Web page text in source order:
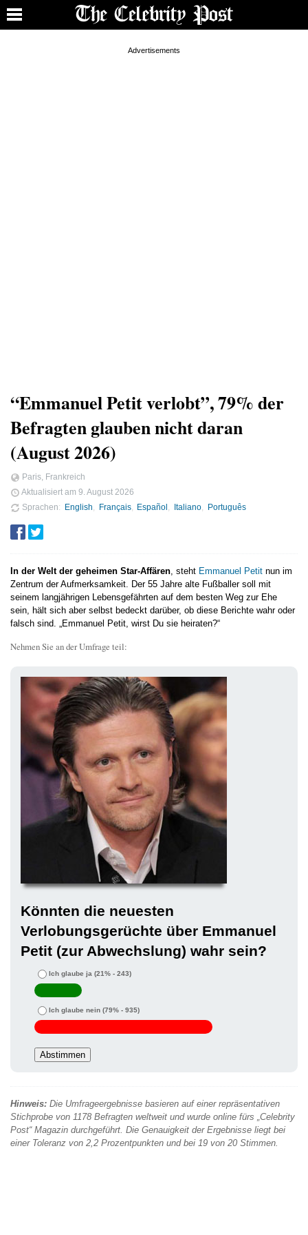
“Emmanuel Petit verlobt”, 79% der
Befragten glauben nicht daran
(August 2026)
Paris, Frankreich
Aktualisiert am 9. August 2026
Sprachen
English Français Español Italiano Português
In der Welt der geheimen Star-Affären, steht Emmanuel Petit nun im
Zentrum der Aufmerksamkeit. Der 55 Jahre alte Fußballer soll mit
seinem langjährigen Lebensgefährten auf dem besten Weg zur Ehe
sein, hält sich aber selbst bedeckt darüber, ob diese Berichte wahr oder
falsch sind. „Emmanuel Petit, wirst Du sie heiraten?“
Nehmen Sie an der Umfrage teil:
Könnten die neuesten
Verlobungsgerüchte über Emmanuel
Petit (zur Abwechslung) wahr sein?
Ich glaube ja (21% - 243)
Ich glaube nein (79% - 935)
Hinweis: Die Umfrageergebnisse basieren auf einer repräsentativen
Stichprobe von 1178 Befragten weltweit und wurde online fürs „Celebrity
Post“ Magazin durchgeführt. Die Genauigkeit der Ergebnisse liegt bei
einer Toleranz von 2,2 Prozentpunkten und bei 19 von 20 Stimmen.